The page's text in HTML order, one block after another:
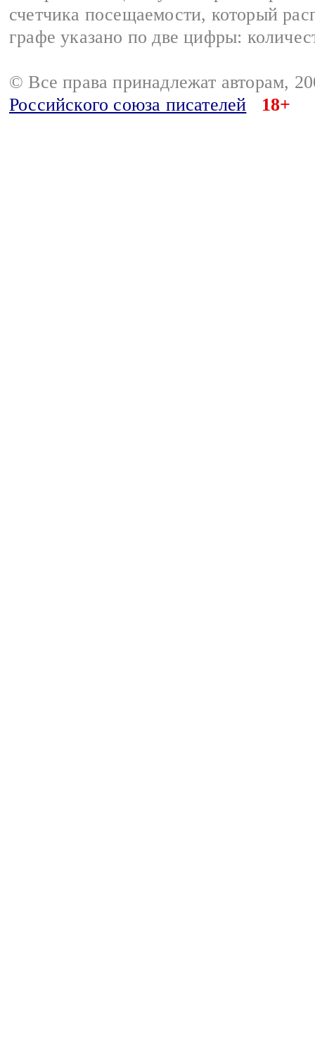
счетчика посещаемости, который
графе указано по две цифры:
© Все права принадлежат авторам,
Российского союза писателей
18+